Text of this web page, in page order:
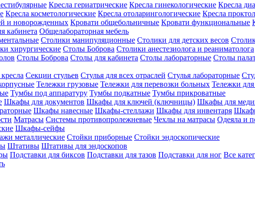
Кресла гериатрические Кресла гинекологические Кресла
Кресла косметологические Кресла отоларингологические Кресла
и новорожденных Кровати общебольничные Кровати функциональные
кабинета Общелабораторная мебель
Столики манипуляционные Столики для детских весов
хирургические Столы Боброва Столики анестезиолога и реаниматолога
Столы Боброва Столы для кабинета Столы лабораторные Столы
Секции стульев Стулья для всех отраслей Стулья лабораторные
Тележки грузовые Тележки для перевозки больных Тележки
Тумбы под аппаратуру Тумбы подкатные Тумбы прикроватные
Шкафы для документов Шкафы для ключей (ключницы) Шкафы для
Шкафы навесные Шкафы-стеллажи Шкафы для инвентаря
Матрасы Системы противопролежневые Чехлы на матрасы Одеяла и
Шкафы-сейфы
металлические Стойки приборные Стойки эндоскопические
Штативы Штативы для эндоскопов
Подставки для биксов Подставки для тазов Подставки для ног Все